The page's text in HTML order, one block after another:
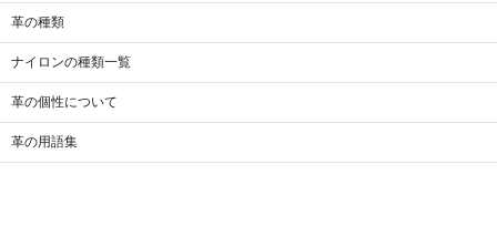
革の種類
ナイロンの種類一覧
革の個性について
革の用語集